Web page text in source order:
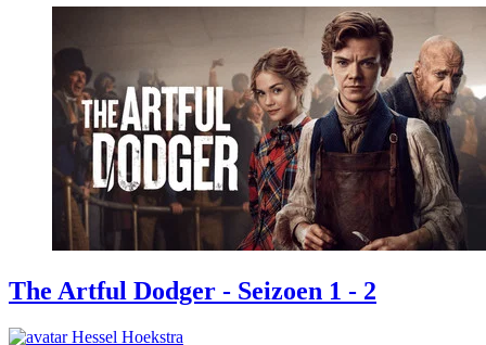
The Artful Dodger - Seizoen 1 - 2